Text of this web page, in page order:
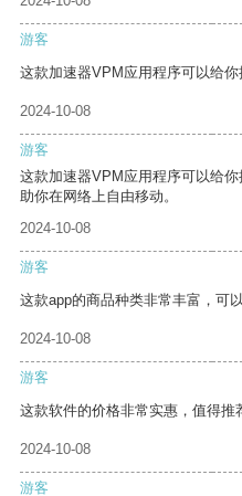
游客
这款加速器VPM应用程序可以给你
2024-10-08
游客
这款加速器VPM应用程序可以给
助你在网络上自由移动。
2024-10-08
游客
这款app的商品种类非常丰富，可
2024-10-08
游客
这款软件的价格非常实惠，值得推
2024-10-08
游客